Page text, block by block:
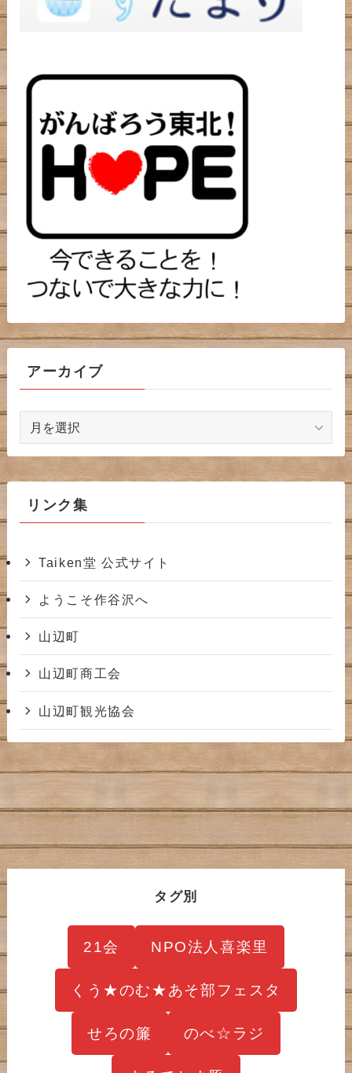
アーカイブ
カ
イ
ブリンク集
Taiken堂 公式サイト
ようこそ作谷沢へ
山辺町
山辺町商工会
山辺町観光協会
タグ別
21会 NPO法人喜楽里
くう★のむ★あそ部フェスタ
せろの簾 のべ☆ラジ